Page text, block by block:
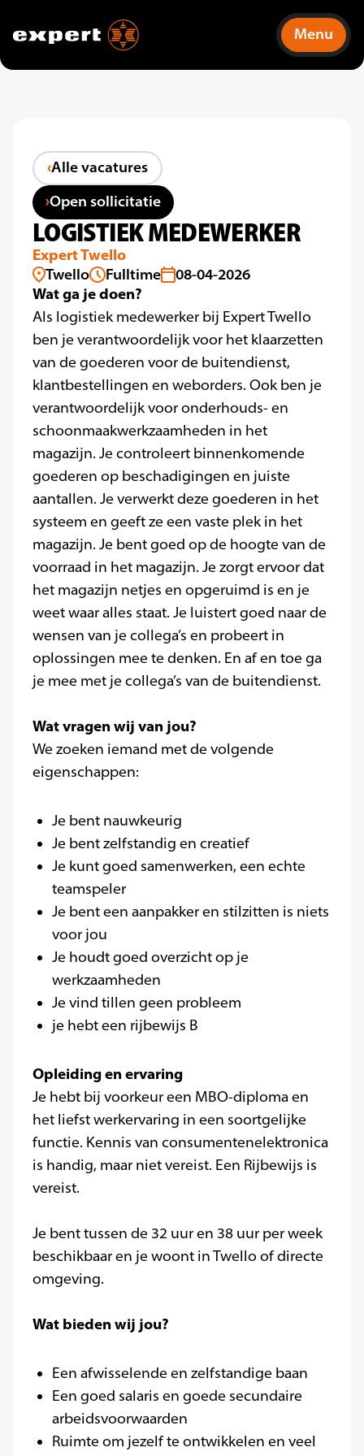
Menu
Alle vacatures
Open sollicitatie
LOGISTIEK MEDEWERKER
Expert Twello
Twello
Fulltime
08-04-2026
Wat ga je doen?
Als logistiek medewerker bij Expert Twello
ben je verantwoordelijk voor het klaarzetten
van de goederen voor de buitendienst,
klantbestellingen en weborders. Ook ben je
verantwoordelijk voor onderhouds- en
schoonmaakwerkzaamheden in het
magazijn. Je controleert binnenkomende
goederen op beschadigingen en juiste
aantallen. Je verwerkt deze goederen in het
systeem en geeft ze een vaste plek in het
magazijn. Je bent goed op de hoogte van de
voorraad in het magazijn. Je zorgt ervoor dat
het magazijn netjes en opgeruimd is en je
weet waar alles staat. Je luistert goed naar de
wensen van je collega’s en probeert in
oplossingen mee te denken. En af en toe ga
je mee met je collega’s van de buitendienst.
Wat vragen wij van jou?
We zoeken iemand met de volgende
eigenschappen:
Je bent nauwkeurig
Je bent zelfstandig en creatief
Je kunt goed samenwerken, een echte
teamspeler
Je bent een aanpakker en stilzitten is niets
voor jou
Je houdt goed overzicht op je
werkzaamheden
Je vind tillen geen probleem
je hebt een rijbewijs B
Opleiding en ervaring
Je hebt bij voorkeur een MBO-diploma en
het liefst werkervaring in een soortgelijke
functie. Kennis van consumentenelektronica
is handig, maar niet vereist. Een Rijbewijs is
vereist.
Je bent tussen de 32 uur en 38 uur per week
beschikbaar en je woont in Twello of directe
omgeving.
Wat bieden wij jou?
Een afwisselende en zelfstandige baan
Een goed salaris en goede secundaire
arbeidsvoorwaarden
Ruimte om jezelf te ontwikkelen en veel